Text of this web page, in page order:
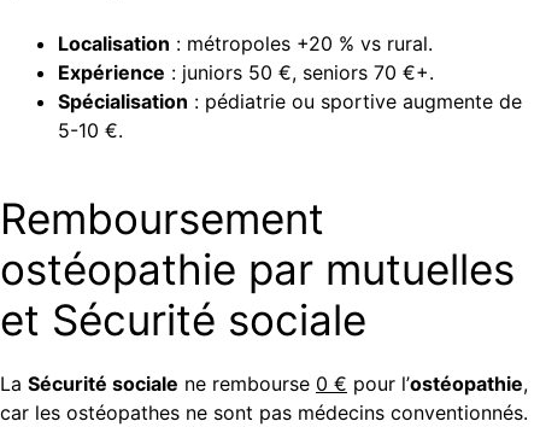
Localisation : métropoles +20 % vs rural.
Expérience : juniors 50 €, seniors 70 €+.
Spécialisation : pédiatrie ou sportive augmente de
5-10 €.
Remboursement
ostéopathie par mutuelles
et Sécurité sociale
La Sécurité sociale ne rembourse 0 € pour l’ostéopathie,
car les ostéopathes ne sont pas médecins conventionnés.